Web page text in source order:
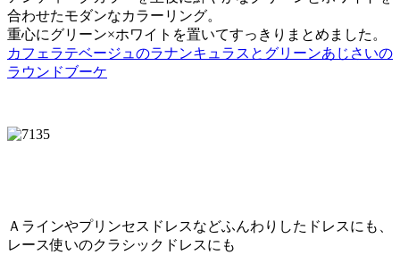
合わせたモダンなカラーリング。
重心にグリーン×ホワイトを置いてすっきりまとめました。
カフェラテベージュのラナンキュラスとグリーンあじさいの
ラウンドブーケ
Ａラインやプリンセスドレスなどふんわりしたドレスにも、
レース使いのクラシックドレスにも